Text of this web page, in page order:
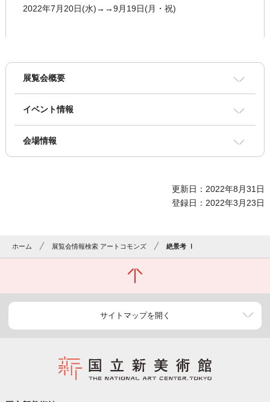
2022年7月20日(水)→→9月19日(月・祝)
展覧会概要
イベント情報
会場情報
更新日：2022年8月31日
登録日：2022年3月23日
ホーム 展覧会情報検索 アートコモンズ 絶景考 Ⅰ
サイトマップを開く